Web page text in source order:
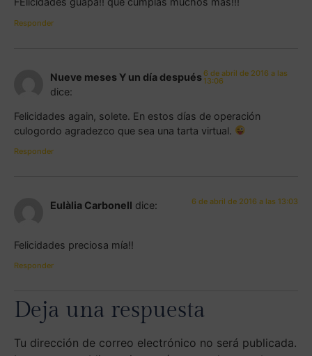
Responder
Nueve meses Y un día después
dice:
6 de abril de 2016 a las
13:06
Felicidades again, solete. En estos días de operación
culogordo agradezco que sea una tarta virtual.
Responder
Eulàlia Carbonell dice: 6 de abril de 2016 a las 13:03
Felicidades preciosa mía!!
Responder
Deja una respuesta
Tu dirección de correo electrónico no será publicada.